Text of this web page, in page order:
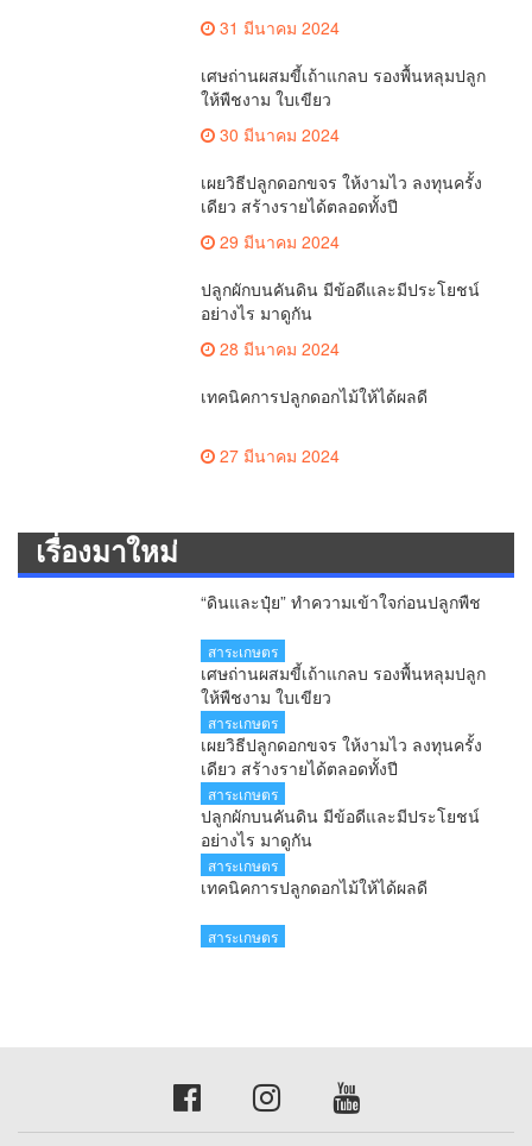
31 มีนาคม 2024
เศษถ่านผสมขี้เถ้าแกลบ รองพื้นหลุมปลูก
ให้พืชงาม ใบเขียว
30 มีนาคม 2024
เผยวิธีปลูกดอกขจร ให้งามไว ลงทุนครั้ง
เดียว สร้างรายได้ตลอดทั้งปี
29 มีนาคม 2024
ปลูกผักบนคันดิน มีข้อดีและมีประโยชน์
อย่างไร มาดูกัน
28 มีนาคม 2024
เทคนิคการปลูกดอกไม้ให้ได้ผลดี
27 มีนาคม 2024
เรื่องมาใหม่
“ดินและปุ๋ย” ทำความเข้าใจก่อนปลูกพืช
สาระเกษตร
เศษถ่านผสมขี้เถ้าแกลบ รองพื้นหลุมปลูก
ให้พืชงาม ใบเขียว
สาระเกษตร
เผยวิธีปลูกดอกขจร ให้งามไว ลงทุนครั้ง
เดียว สร้างรายได้ตลอดทั้งปี
สาระเกษตร
ปลูกผักบนคันดิน มีข้อดีและมีประโยชน์
อย่างไร มาดูกัน
สาระเกษตร
เทคนิคการปลูกดอกไม้ให้ได้ผลดี
สาระเกษตร